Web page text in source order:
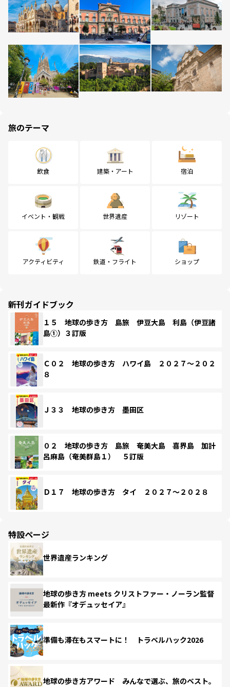
旅のテーマ
飲食 建築・アート 宿泊
イベント・観戦 世界遺産 リゾート
アクティビティ 鉄道・フライト ショップ
新刊ガイドブック
１５ 地球の歩き方 島旅 伊豆大島 利島（伊豆諸
島①）３訂版
Ｃ０２ 地球の歩き方 ハワイ島 ２０２７～２０２
８
Ｊ３３ 地球の歩き方 墨田区
０２ 地球の歩き方 島旅 奄美大島 喜界島 加計
呂麻島（奄美群島１） ５訂版
Ｄ１７ 地球の歩き方 タイ ２０２７～２０２８
特設ページ
世界遺産ランキング
地球の歩き方 meets クリストファー・ノーラン監督
最新作『オデュッセイア』
準備も滞在もスマートに！ トラベルハック2026
地球の歩き方アワード みんなで選ぶ、旅のベスト。